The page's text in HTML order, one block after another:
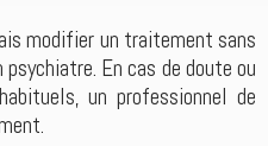
modifier un traitement sans
En cas de doute ou
un professionnel de